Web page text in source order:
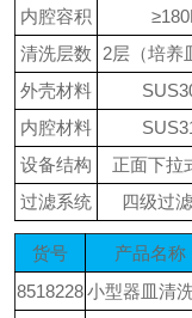
内腔容积
≥180L
清洗层数
2层（培养
外壳材料
内腔材料
设备结构
正面下拉
过滤系统
四级过
货号 产品名称
8518228小型器皿清